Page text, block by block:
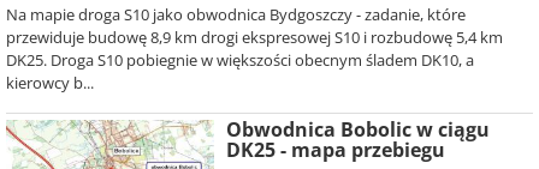
Na mapie droga S10 jako obwodnica Bydgoszczy - zadanie, które
przewiduje budowę 8,9 km drogi ekspresowej S10 i rozbudowę 5,4 km
DK25. Droga S10 pobiegnie w większości obecnym śladem DK10, a
kierowcy b...
Obwodnica Bobolic w ciągu
DK25 - mapa przebiegu